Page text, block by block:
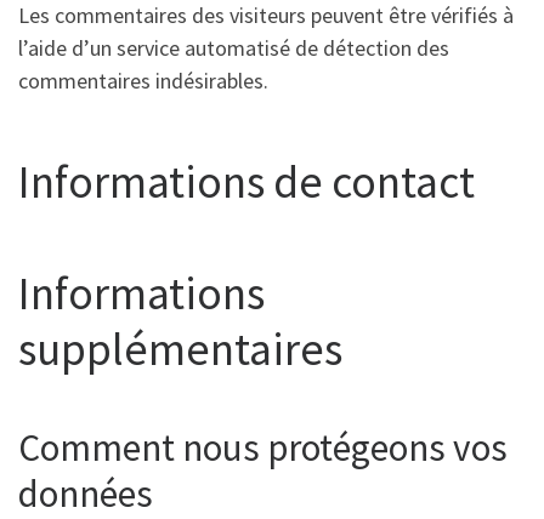
Les commentaires des visiteurs peuvent être vérifiés à
l’aide d’un service automatisé de détection des
commentaires indésirables.
Informations de contact
Informations
supplémentaires
Comment nous protégeons vos
données